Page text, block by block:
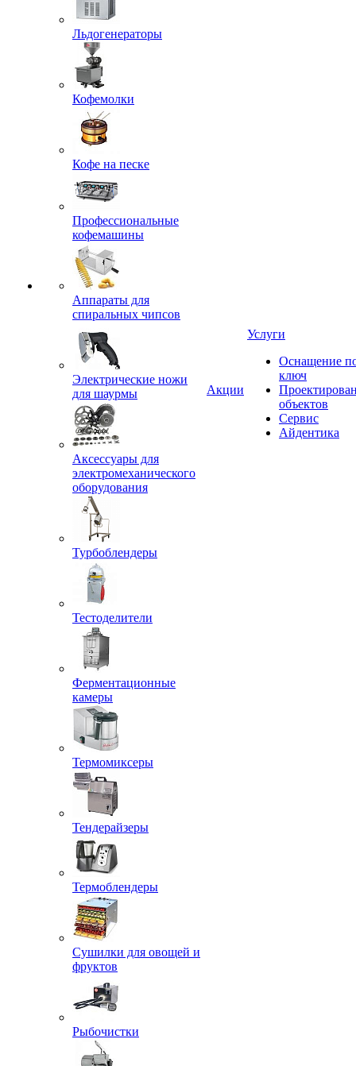
Льдогенераторы
Кофемолки
Кофе на песке
Профессиональные
кофемашины
Аппараты для
спиральных чипсов
Электрические ножи
для шаурмы
Аксессуары для
электромеханического
оборудования
Турбоблендеры
Тестоделители
Ферментационные
камеры
Термомиксеры
Тендерайзеры
Термоблендеры
Сушилки для овощей и
фруктов
Рыбочистки
Акции
Услуги
Оснащение
ключ
объектов
Сервис
Айдентика